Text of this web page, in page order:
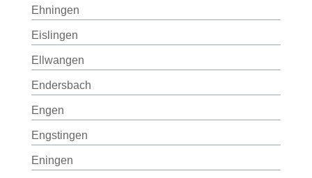
Ehningen
Eislingen
Ellwangen
Endersbach
Engen
Engstingen
Eningen